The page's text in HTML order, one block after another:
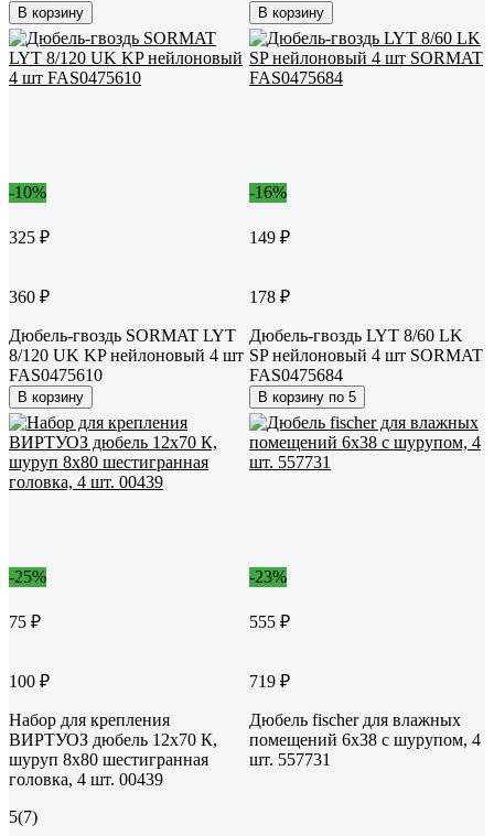
В корзину В корзину
-10%
325 ₽
360 ₽
Дюбель-гвоздь SORMAT LYT
8/120 UK KP нейлоновый 4 шт
FAS0475610
В корзину
-16%
149 ₽
178 ₽
Дюбель-гвоздь LYT 8/60 LK
SP нейлоновый 4 шт SORMAT
FAS0475684
В корзину по 5
-25%
75 ₽
100 ₽
Набор для крепления
ВИРТУОЗ дюбель 12х70 К,
шуруп 8х80 шестигранная
головка, 4 шт. 00439
5(7)
-23%
555 ₽
719 ₽
Дюбель fischer для влажных
помещений 6x38 с шурупом, 4
шт. 557731